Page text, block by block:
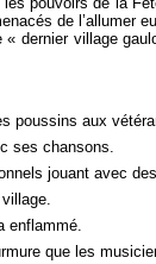
de l’allumer
village
poussins aux
ses chansons.
jouant avec
enflammé.
que les